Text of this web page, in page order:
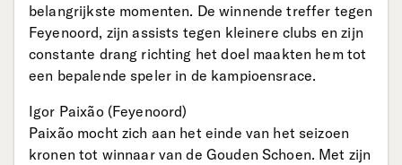
belangrijkste momenten. De winnende treffer tegen
Feyenoord, zijn assists tegen kleinere clubs en zijn
constante drang richting het doel maakten hem tot
een bepalende speler in de kampioensrace.
Igor Paixão (Feyenoord)
Paixão mocht zich aan het einde van het seizoen
kronen tot winnaar van de Gouden Schoen. Met zijn